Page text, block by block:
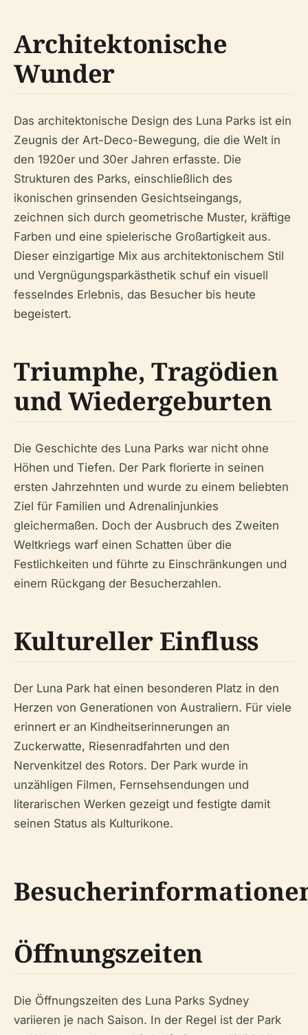
Architektonische
Wunder
Das architektonische Design des Luna Parks ist ein
Zeugnis der Art-Deco-Bewegung, die die Welt in
den 1920er und 30er Jahren erfasste. Die
Strukturen des Parks, einschließlich des
ikonischen grinsenden Gesichtseingangs,
zeichnen sich durch geometrische Muster, kräftige
Farben und eine spielerische Großartigkeit aus.
Dieser einzigartige Mix aus architektonischem Stil
und Vergnügungsparkästhetik schuf ein visuell
fesselndes Erlebnis, das Besucher bis heute
begeistert.
Triumphe, Tragödien
und Wiedergeburten
Die Geschichte des Luna Parks war nicht ohne
Höhen und Tiefen. Der Park florierte in seinen
ersten Jahrzehnten und wurde zu einem beliebten
Ziel für Familien und Adrenalinjunkies
gleichermaßen. Doch der Ausbruch des Zweiten
Weltkriegs warf einen Schatten über die
Festlichkeiten und führte zu Einschränkungen und
einem Rückgang der Besucherzahlen.
Kultureller Einfluss
Der Luna Park hat einen besonderen Platz in den
Herzen von Generationen von Australiern. Für viele
erinnert er an Kindheitserinnerungen an
Zuckerwatte, Riesenradfahrten und den
Nervenkitzel des Rotors. Der Park wurde in
unzähligen Filmen, Fernsehsendungen und
literarischen Werken gezeigt und festigte damit
seinen Status als Kulturikone.
Öffnungszeiten
Die Öffnungszeiten des Luna Parks Sydney
variieren je nach Saison. In der Regel ist der Park